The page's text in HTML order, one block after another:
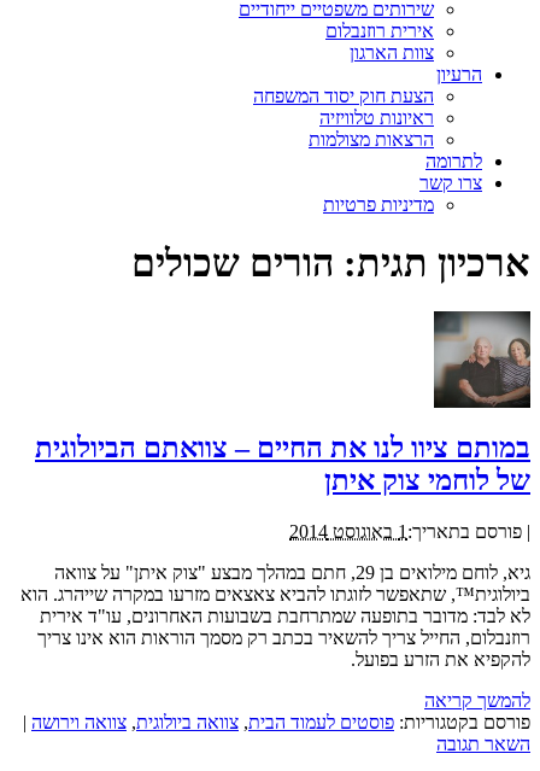
שירותים משפטיים ייחודיים
אירית רוזנבלום
צוות הארגון
הרעיון
הצעת חוק יסוד המשפחה
ראיונות טלוויזיה
הרצאות מצולמות
לתרומה
צרו קשר
מדיניות פרטיות
ארכיון תגית: הורים שכולים
במותם ציוו לנו את החיים – צוואתם הביולוגית
של לוחמי צוק איתן
| פורסם בתאריך: 1 באוגוסט 2014
גיא, לוחם מילואים בן 29, חתם במהלך מבצע "צוק איתן" על צוואה
ביולוגית™, שתאפשר לזוגתו להביא צאצאים מזרעו במקרה שייהרג. הוא
לא לבד: מדובר בתופעה שמתרחבת בשבועות האחרונים, עו"ד אירית
רוזנבלום, החייל צריך להשאיר בכתב רק מסמך הוראות הוא אינו צריך
להקפיא את הזרע בפועל.
להמשך קריאה
פורסם בקטגוריות: פוסטים לעמוד הבית, צוואה ביולוגית, צוואה וירושה |
השאר תגובה